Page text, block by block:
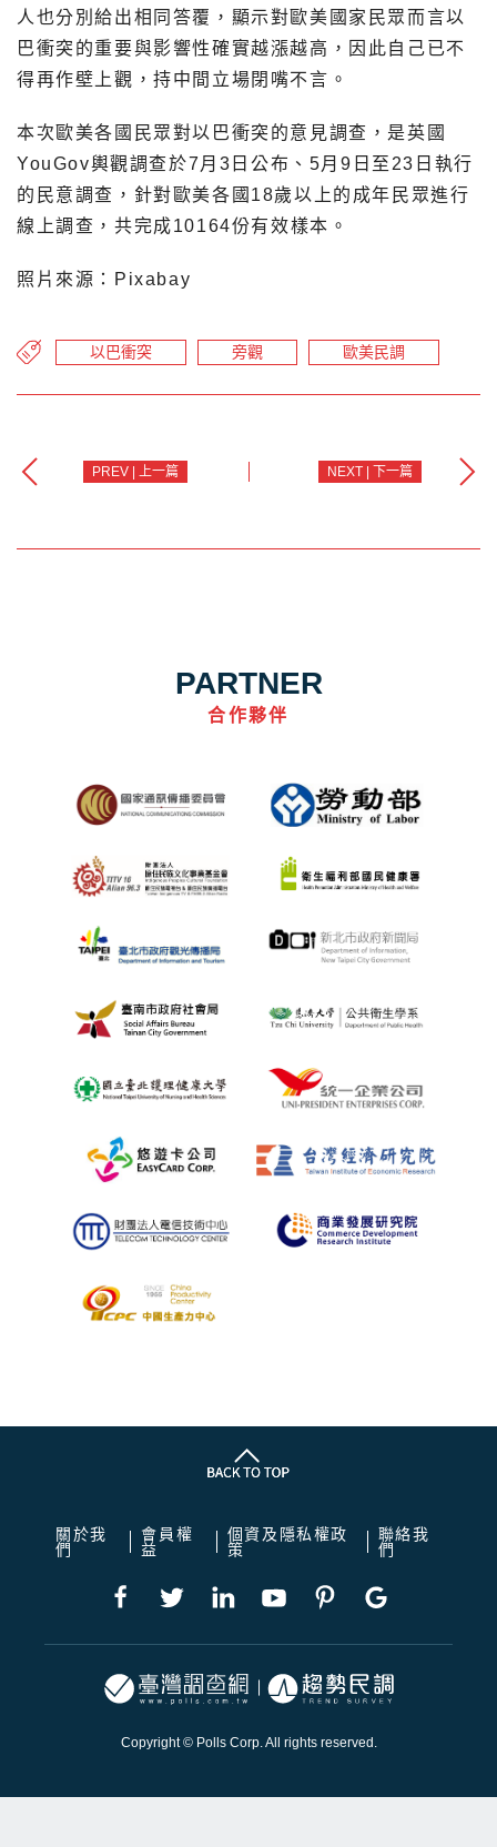
人也分別給出相同答覆，顯示對歐美國家民眾而言以
巴衝突的重要與影響性確實越漲越高，因此自己已不
得再作壁上觀，持中間立場閉嘴不言。
本次歐美各國民眾對以巴衝突的意見調查，是英國
YouGov輿觀調查於7月3日公布、5月9日至23日執行
的民意調查，針對歐美各國18歲以上的成年民眾進行
線上調查，共完成10164份有效樣本。
照片來源：Pixabay
以巴衝突 旁觀 歐美民調
PREV | 上一篇 NEXT | 下一篇
PARTNER
合作夥伴
關於我
們
會員權
益
個資及隱私權政
策
聯絡我
們
Copyright © Polls Corp. All rights reserved.